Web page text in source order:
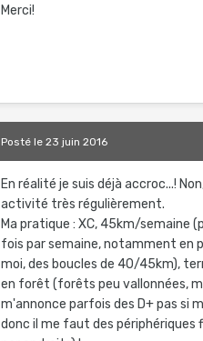
Merci!
Postéle 23 juin 2016
En réalité je suis déjà accroc...!
activité très régulièrement.
Ma pratique : XC, 45km/semaine
fois par semaine, notamment en
moi, des boucles de 40/45km),
en forêt (forêts peu vallonnées,
m'annonce parfois des D+ pas si
donc il me faut des